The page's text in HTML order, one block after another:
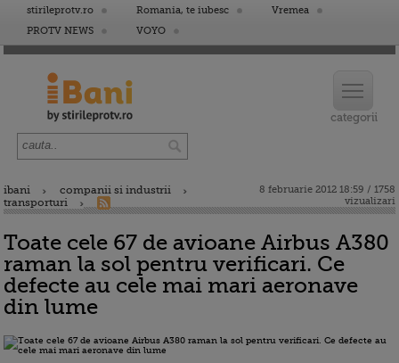
stirileprotv.ro Romania, te iubesc
Vremea
PROTV NEWS
VOYO
ibani
companii si industrii
transporturi
8 februarie 2012 18:59 / 1758
vizualizari
Toate cele 67 de avioane Airbus A380
raman la sol pentru verificari. Ce
defecte au cele mai mari aeronave
din lume